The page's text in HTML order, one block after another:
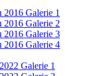
2016 Galerie 1
2016 Galerie 2
2016 Galerie 3
2016 Galerie 4
Galerie 1